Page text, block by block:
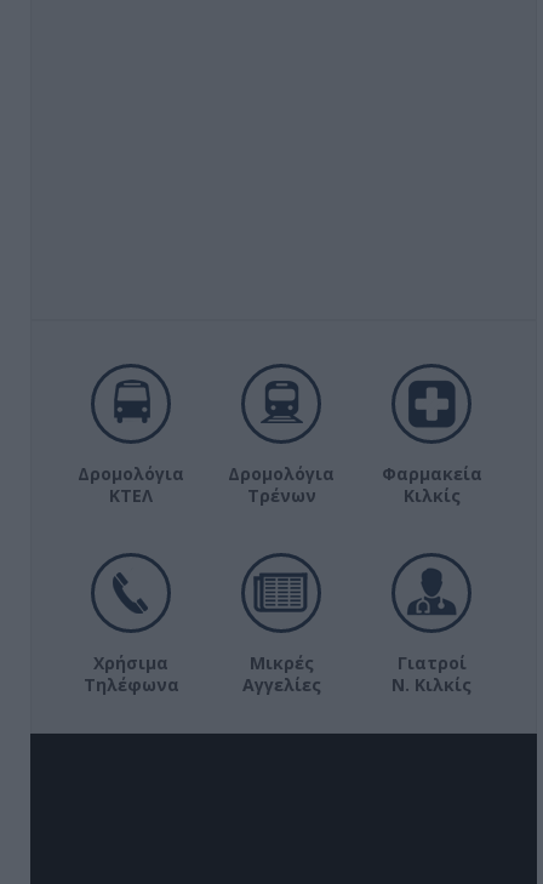
Δρομολόγια
ΚΤΕΛ
Δρομολόγια
Τρένων
Φαρμακεία
Κιλκίς
Χρήσιμα
Τηλέφωνα
Μικρές
Αγγελίες
Γιατροί
Ν. Κιλκίς